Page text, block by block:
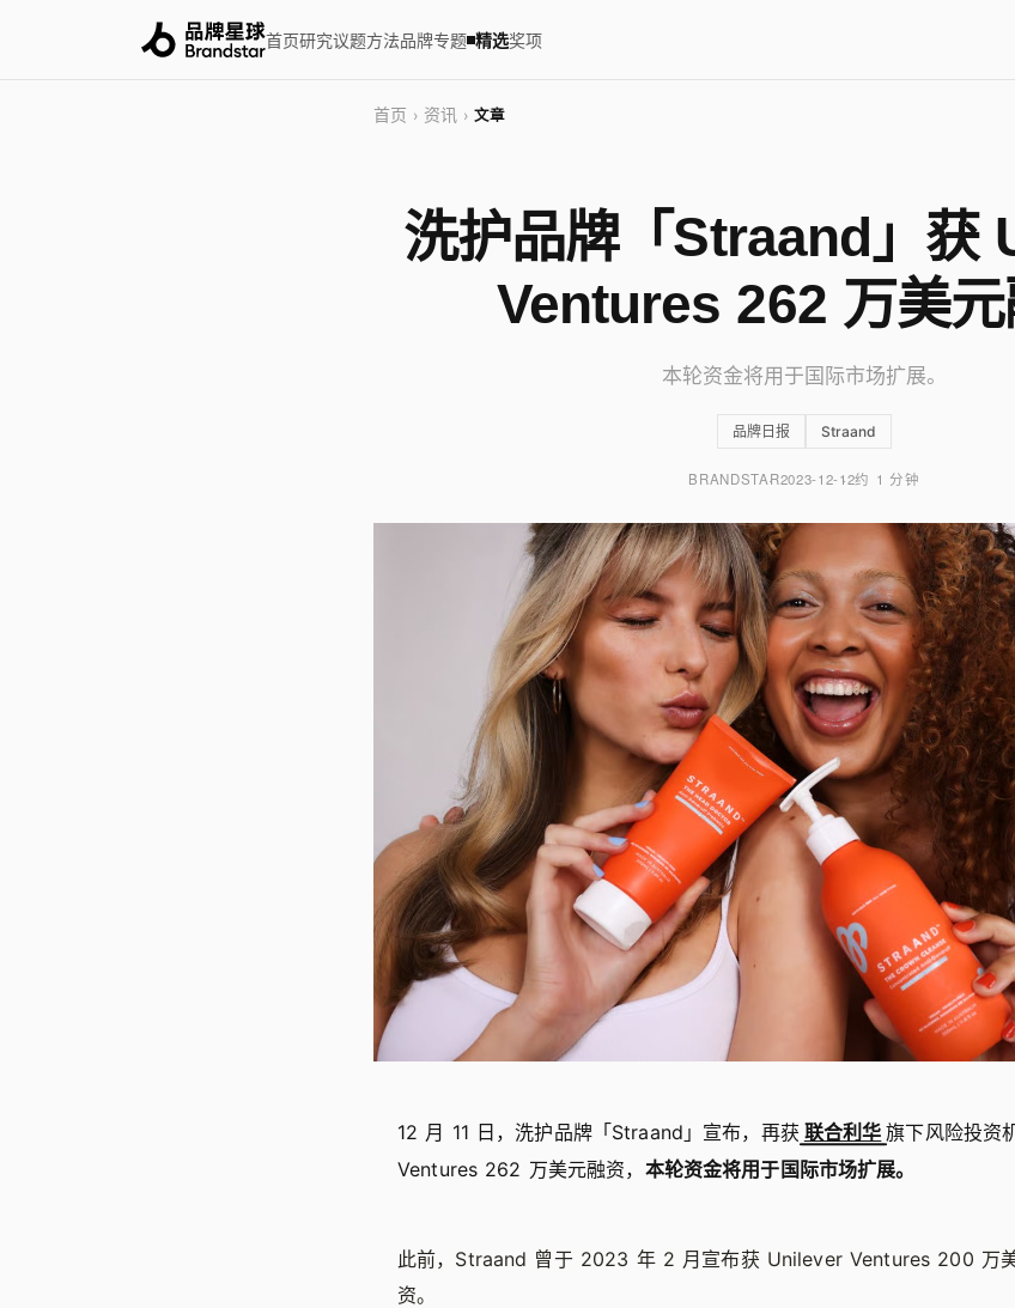
首页研究议题方法品牌专题 精选奖项
首页 › 资讯 › 文章
洗护品牌「Straand」获
Ventures 262 万美
本轮资金将用于国际市场扩展。
品牌日报 Straand
BRANDSTAR2023-12-12约 1 分钟
12 月 11 日，洗护品牌「Straand」宣布，再获 联合利华 旗下风险投资
Ventures 262 万美元融资， 本轮资金将用于国际市场扩展。
此前，Straand 曾于 2023 年 2 月宣布获 Unilever Ventures 200 万
资。